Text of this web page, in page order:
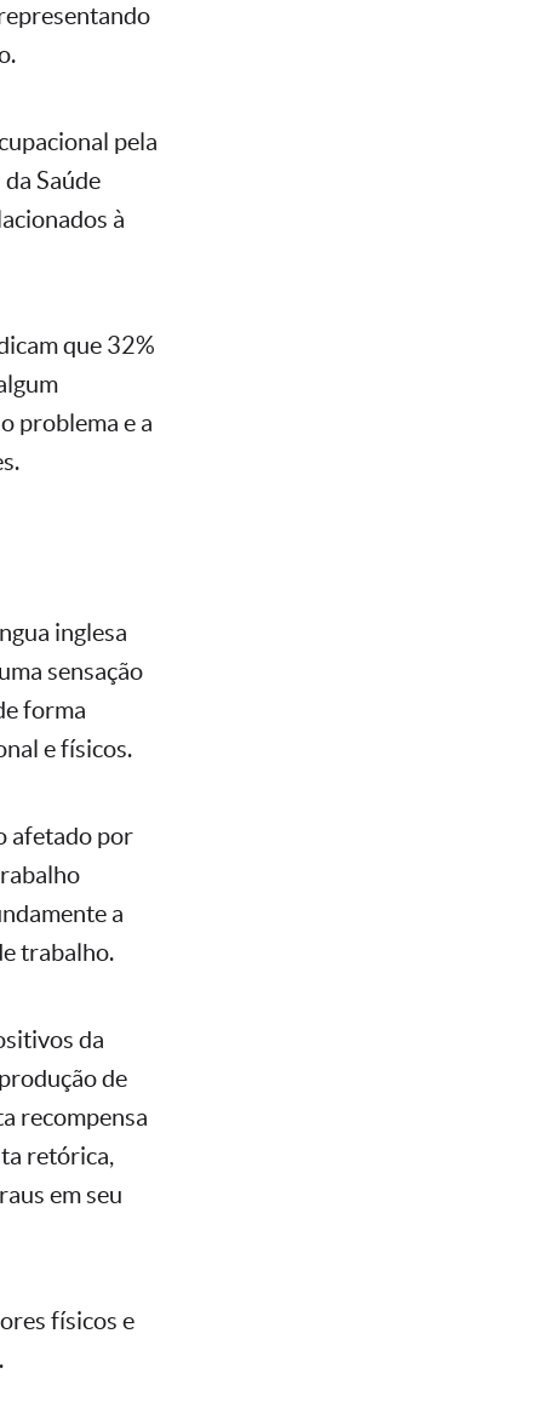
pela
Saúde
à
que 32%
problema e a
inglesa
sensação
forma
e físicos.
afetado por
a
trabalho.
da
de
recompensa
retórica,
em seu
físicos e